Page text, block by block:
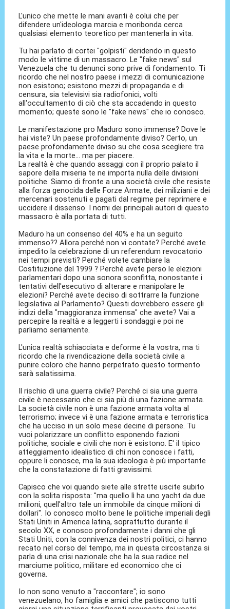
L'unico che mette le mani avanti è colui che per
difendere un'ideologia marcia e moribonda cerca
qualsiasi elemento teoretico per mantenerla in vita.
Tu hai parlato di cortei "golpisti" deridendo in questo
modo le vittime di un massacro. Le "fake news" sul
Venezuela che tu denunci sono prive di fondamento. Ti
ricordo che nel nostro paese i mezzi di comunicazione
non esistono; esistono mezzi di propaganda e di
censura, sia televisivi sia radiofonici, volti
all'occultamento di ciò che sta accadendo in questo
momento; queste sono le "fake news" che io conosco.
Le manifestazione pro Maduro sono immense? Dove le
hai viste? Un paese profondamente diviso? Certo, un
paese profondamente diviso su che cosa scegliere tra
la vita e la morte... ma per piacere.
La realtà è che quando assaggi con il proprio palato il
sapore della miseria te ne importa nulla delle divisioni
politiche. Siamo di fronte a una società civile che resiste
alla forza genocida delle Forze Armate, dei miliziani e dei
mercenari sostenuti e pagati dal regime per reprimere e
uccidere il dissenso. I nomi dei principali autori di questo
massacro è alla portata di tutti.
Maduro ha un consenso del 40% e ha un seguito
immenso?? Allora perché non vi contate? Perché avete
impedito la celebrazione di un referendum revocatorio
nei tempi previsti? Perché volete cambiare la
Costituzione del 1999 ? Perché avete perso le elezioni
parlamentari dopo una sonora sconfitta, nonostante i
tentativi dell'esecutivo di alterare e manipolare le
elezioni? Perché avete deciso di sottrarre la funzione
legislativa al Parlamento? Questi dovrebbero essere gli
indizi della "maggioranza immensa" che avete? Vai a
percepire la realtà e a leggerti i sondaggi e poi ne
parliamo seriamente.
L'unica realtà schiacciata e deforme è la vostra, ma ti
ricordo che la rivendicazione della società civile a
punire coloro che hanno perpetrato questo tormento
sarà salatissima.
Il rischio di una guerra civile? Perché ci sia una guerra
civile è necessario che ci sia più di una fazione armata.
La società civile non è una fazione armata volta al
terrorismo; invece vi è una fazione armata e terroristica
che ha ucciso in un solo mese decine di persone. Tu
vuoi polarizzare un conflitto esponendo fazioni
politiche, sociale e civili che non è esistono. E' il tipico
atteggiamento idealistico di chi non conosce i fatti,
oppure li conosce, ma la sua ideologia è più importante
che la constatazione di fatti gravissimi.
Capisco che voi quando siete alle strette uscite subito
con la solita risposta: "ma quello lì ha uno yacht da due
milioni, quell'altro tale un immobile da cinque milioni di
dollari". Io conosco molto bene le politiche imperiali degli
Stati Uniti in America latina, soprattutto durante il
secolo XX, e conosco profondamente i danni che gli
Stati Uniti, con la connivenza dei nostri politici, ci hanno
recato nel corso del tempo, ma in questa circostanza si
parla di una crisi nazionale che ha la sua radice nel
marciume politico, militare ed economico che ci
governa.
Io non sono venuto a "raccontare"; io sono
venezuelano, ho famiglia e amici che patiscono tutti